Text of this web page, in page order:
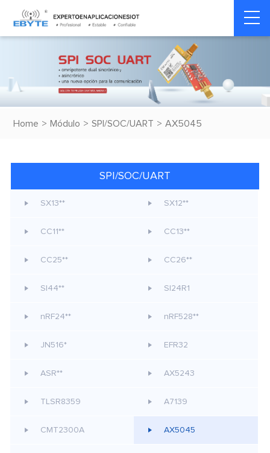
Home > Módulo > SPI/SOC/UART > AX5045
SPI/SOC/UART
SX13** SX12**
CC11** CC13**
CC25** CC26**
SI44** SI24R1
nRF24** nRF528**
JN516* EFR32
ASR** AX5243
TLSR8359 A7139
CMT2300A AX5045